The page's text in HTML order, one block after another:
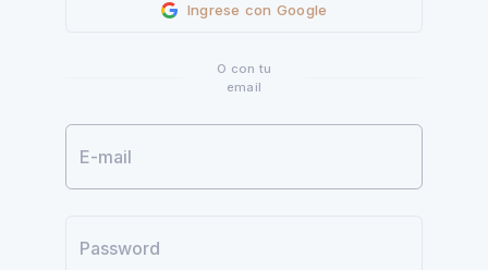
Ingrese con Google
O con tu
email